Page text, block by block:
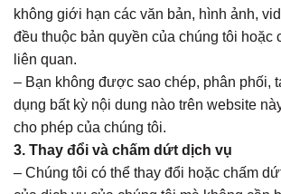
không giới hạn các văn bản, hình ảnh,
đều thuộc bản quyền của chúng tôi hoặc
liên quan.
– Bạn không được sao chép, phân phối,
dụng bất kỳ nội dung nào trên website
cho phép của chúng tôi.
3. Thay đổi và chấm dứt dịch vụ
– Chúng tôi có thể thay đổi hoặc chấm